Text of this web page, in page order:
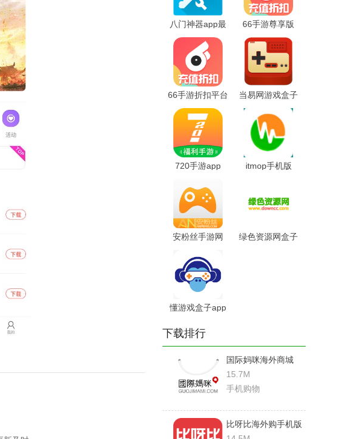
八门神器app最
新版本
66手游尊享版
app
66手游折扣平台 当易网游戏盒子
720手游app itmop手机版
安粉丝手游网
绿色资源网盒子
懂游戏盒子app
下载排行
国际妈咪海外商城
15.7M
手机购物
比呀比海外购手机版